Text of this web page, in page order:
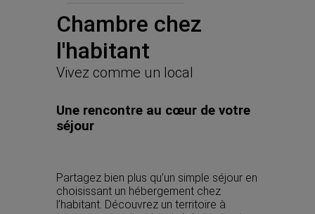
Chambre chez
l'habitant
Vivez comme un local
Une rencontre au cœur de votre
séjour
Partagez bien plus qu’un simple séjour en
choisissant un hébergement chez
l’habitant. Découvrez un territoire à